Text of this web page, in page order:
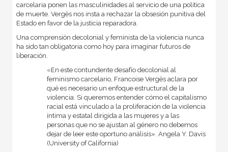
carcelaria ponen las masculinidades al servicio de una política
de muerte. Vergès nos insta a rechazar la obsesión punitiva del
Estado en favor de la justicia reparadora.
Una comprensión decolonial y feminista de la violencia nunca
ha sido tan obligatoria como hoy para imaginar futuros de
liberación.
«En este contundente desafío decolonial al
feminismo carcelario, Francoise Vergès aclara por
qué es necesario un enfoque estructural de la
violencia. Si queremos entender cómo el capitalismo
racial está vinculado a la proliferación de la violencia
íntima y estatal dirigida a las mujeres y a las
personas que no se ajustan al género no debemos
dejar de leer este oportuno análisis». Angela Y. Davis
(University of California)